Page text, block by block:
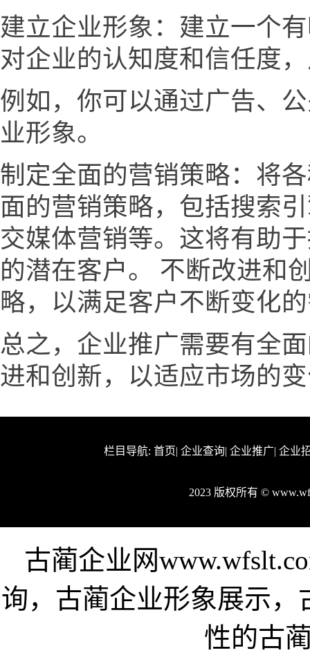
建立企业形象：建立一个
对企业的认知度和信任度
例如，你可以通过广告、
业形象。
制定全面的营销策略：将
面的营销策略，包括搜索
交媒体营销等。这将有助
的潜在客户。 不断改进和
略，以满足客户不断变化
总之，企业推广需要有全
进和创新，以适应市场的
栏目导航: 首页| 企业查询| 企业推广| 企业
2023 版权所有 ©
古蔺企业网
询，古蔺企业形象展示
性的古